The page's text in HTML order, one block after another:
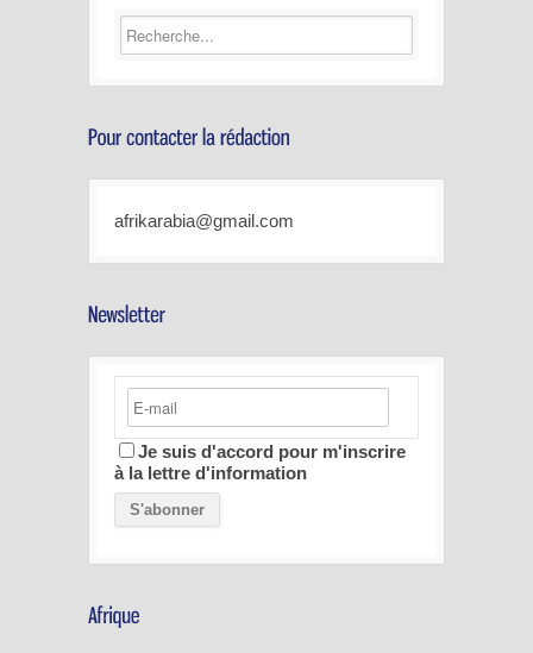
afrikarabia@gmail.com
Je suis d'accord pour m'inscrire
à la lettre d'information